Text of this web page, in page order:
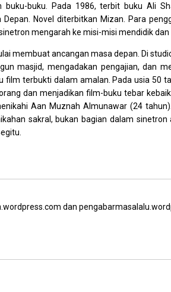
buku-buku. Pada 1986, terbit buku Ali
Depan. Novel diterbitkan Mizan. Para
mengarah ke misi-misi mendidik dan
membuat ancangan masa depan. Di
masjid, mengadakan pengajian, dan
film terbukti dalam amalan. Pada usia 50
dan menjadikan film-buku tebar
Aan Muznah Almunawar (24
sakral, bukan bagian dalam
dan